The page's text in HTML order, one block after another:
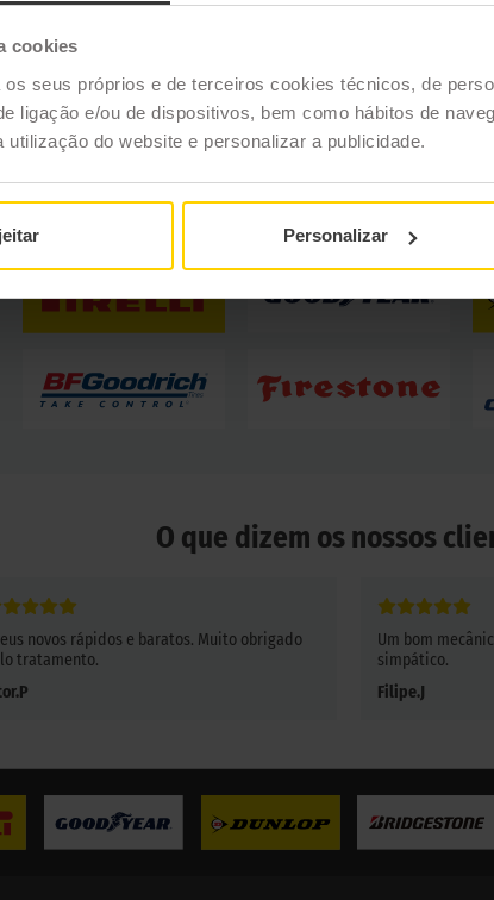
cookies
seus próprios e de terceiros cookies técnicos, de
ligação e/ou de dispositivos, bem como hábitos de
do website e personalizar a publicidade.
Personalizar
MECÂNICAS
REGISTAR-ME
Trabalhamos com os
O que dizem os nossos
novos rápidos e baratos. Muito obrigado
tratamento.
Um bom
simpático.
Filipe.J